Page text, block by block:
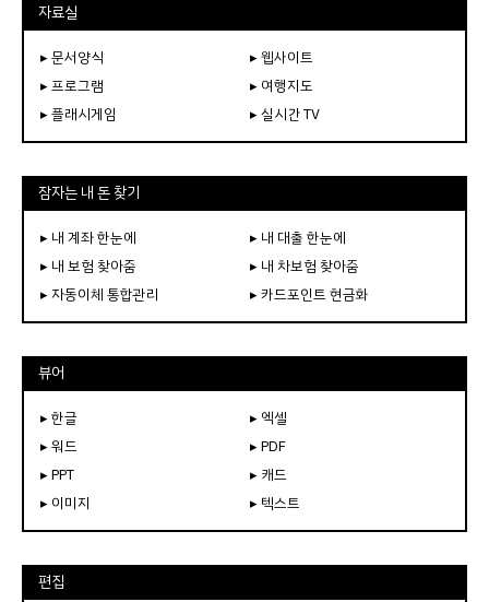
자료실
▸ 문서양식
▸ 웹사이트
▸ 프로그램
▸ 여행지도
▸ 플래시게임
▸ 실시간 TV
잠자는 내 돈 찾기
▸ 내 계좌 한눈에
▸ 내 대출 한눈에
▸ 내 보험 찾아줌
▸ 내 차보험 찾아줌
▸ 자동이체 통합관리
▸ 카드포인트 현금화
뷰어
▸ 한글
▸ 엑셀
▸ 워드
▸ PDF
▸ PPT
▸ 캐드
▸ 이미지
▸ 텍스트
편집